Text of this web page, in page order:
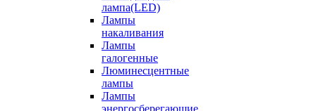
лампа(LED)
Лампы
накаливания
Лампы
галогенные
Люминесцентные
лампы
Лампы
энергосберегающие